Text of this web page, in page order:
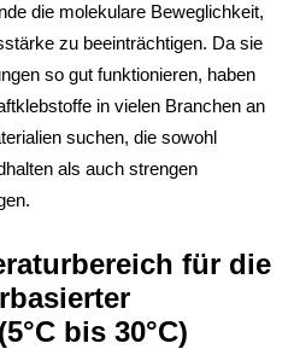
die molekulare Beweglichkeit,
zu beeinträchtigen. Da sie
so gut funktionieren, haben
in vielen Branchen an
suchen, die sowohl
als auch strengen
für die
bis 30°C)